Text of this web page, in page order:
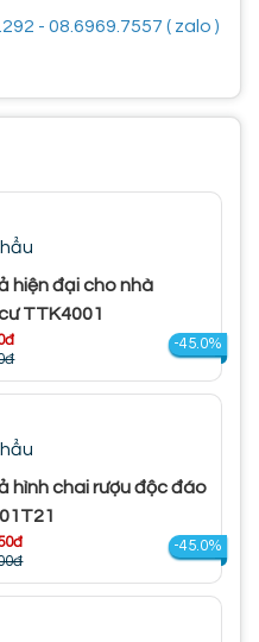
- 08.6969.7557 ( zalo )
hiện đại cho nhà
TTK4001
-45.0%
hình chai rượu độc đáo
-45.0%